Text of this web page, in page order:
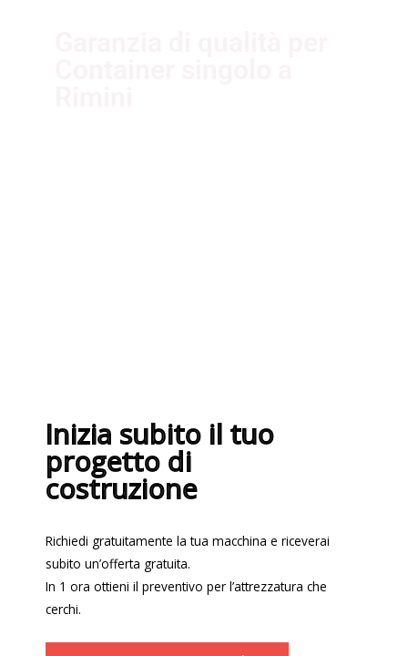
Inizia subito il tuo
progetto di
costruzione
Richiedi gratuitamente la tua macchina e riceverai
subito un’offerta gratuita.
In 1 ora ottieni il preventivo per l’attrezzatura che
cerchi.